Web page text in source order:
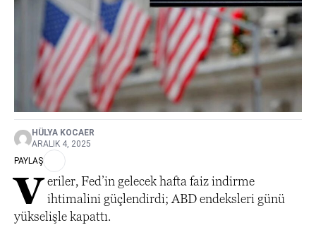
HÜLYA KOCAER
ARALIK 4, 2025
PAYLAŞ
V eriler, Fed’in gelecek hafta faiz indirme
ihtimalini güçlendirdi; ABD endeksleri günü
yükselişle kapattı.